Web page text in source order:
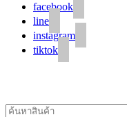
facebook
line
instagram
tiktok